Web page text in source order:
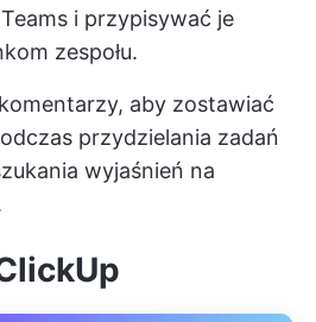
i przypisywać je
zespołu.
aby zostawiać
przydzielania zadań
wyjaśnień na